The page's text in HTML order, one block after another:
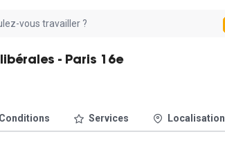
- Paris 16e
Conditions Services Localisation